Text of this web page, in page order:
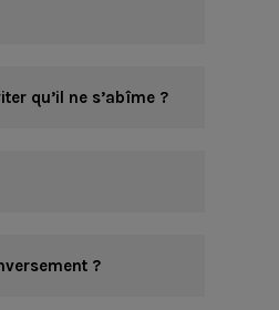
qu’il ne s’abîme ?
?